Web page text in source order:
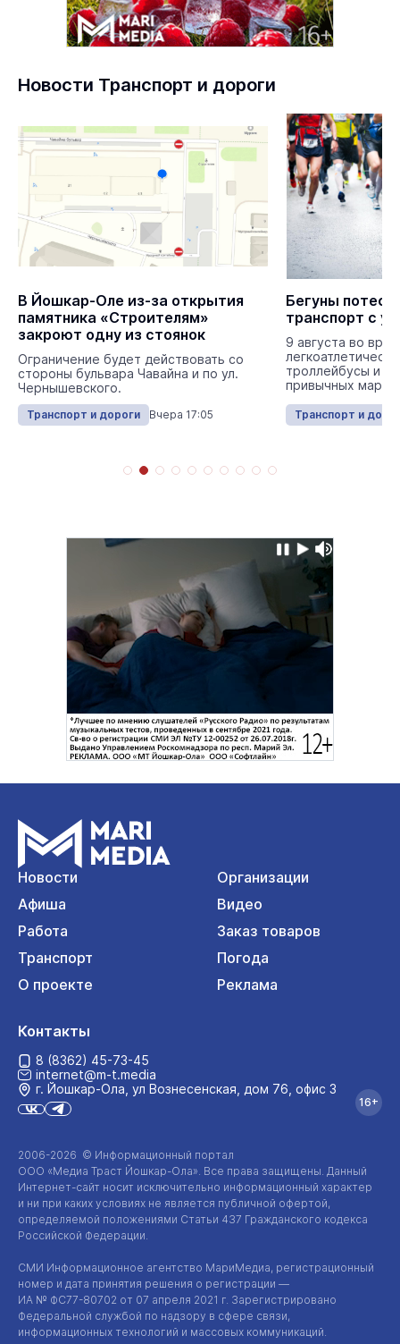
Новости Транспорт и дороги
В Йошкар-Оле из-за открытия
памятника «Строителям»
закроют одну из стоянок
Ограничение будет действовать со
стороны бульвара Чавайна и по ул.
Чернышевского.
Транспорт и дороги Вчера 17:05
Бегуны
транспорт с
9 августа во
троллейбусы и
привычных
Транспорт и
Новости
Организации
Афиша
Видео
Работа
Заказ товаров
Транспорт
Погода
О проекте
Реклама
2006-2026 © Информационный портал
ООО «Медиа Траст Йошкар-Ола». Все права защищены. Данный
Интернет-сайт носит исключительно информационный характер
и ни при каких условиях не является публичной офертой,
определяемой положениями Статьи 437 Гражданского кодекса
Российской Федерации.
СМИ Информационное агентство МариМедиа, регистрационный
номер и дата принятия решения о регистрации —
ИА № ФС77-80702 от 07 апреля 2021 г. Зарегистрировано
Федеральной службой по надзору в сфере связи,
информационных технологий и массовых коммуникаций.
Контакты
8 (8362) 45-73-45
internet@m-t.media
г. Йошкар‑Ола, ул Вознесенская, дом 76, офис 3
16+